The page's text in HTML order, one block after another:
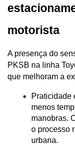
motorista
A presença do
PKSB na linha
que melhoram a
Praticidade
menos
manobras.
o processo
urbana.